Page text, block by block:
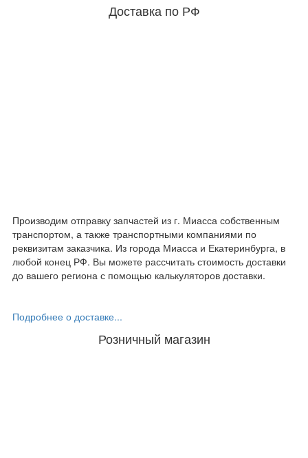
Доставка по РФ
Производим отправку запчастей из г. Миасса собственным
транспортом, а также транспортными компаниями по
реквизитам заказчика. Из города Миасса и Екатеринбурга, в
любой конец РФ. Вы можете рассчитать стоимость доставки
до вашего региона с помощью калькуляторов доставки.
Подробнее о доставке...
Розничный магазин